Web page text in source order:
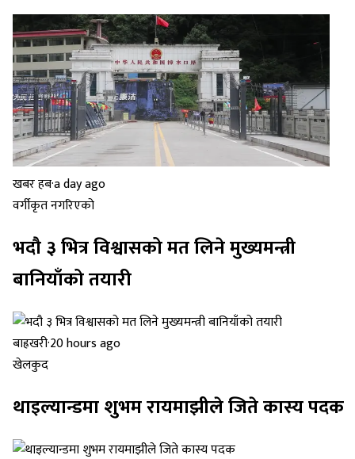
खबर हब·a day ago
वर्गीकृत नगरिएको
भदौ ३ भित्र विश्वासको मत लिने मुख्यमन्त्री
बानियाँको तयारी
बाह्रखरी·20 hours ago
खेलकुद
थाइल्यान्डमा शुभम रायमाझीले जिते कास्य पदक